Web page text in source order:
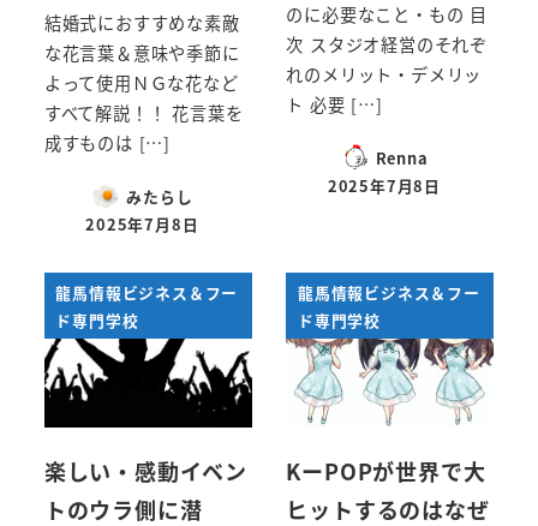
結婚式におすすめな素敵
な花言葉＆意味や季節に
よって使用ＮＧな花など
すべて解説！！ 花言葉を
成すものは […]
みたらし
投稿日
2025年7月8日
のに必要なこと・もの 目
次 スタジオ経営のそれぞ
れのメリット・デメリッ
ト 必要 […]
Renna
投稿日
2025年7月8日
龍馬情報ビジネス＆フー
ド専門学校
楽しい・感動イベン
トのウラ側に潜
龍馬情報ビジネス＆フー
ド専門学校
KーPOPが世界で大
ヒットするのはなぜ